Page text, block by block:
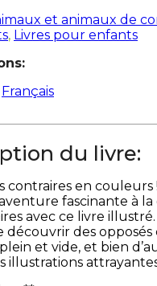
et animaux de
, Livres pour enfants
Français
du livre:
contraires en
fascinante à
avec ce livre
découvrir des
et vide, et bien
illustrations